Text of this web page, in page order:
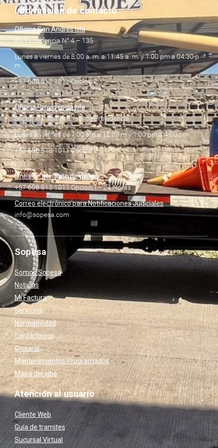
Información de contacto
Oficina San Andrés Isla
Av. Providencia N° 4 – 135
Lunes a viernes de 8:00 a. m. a 11:45 a. m. y 1:00 pm a 04:30 p.
m.
+57 608 513 1011 Opción 2
Oficina Providencia Isla
Sector el Caballete, Isla de Providencia
Lunes a viernes de 7:00 am a 12:00 m y 1:00 pm a 4:00 pm
+57 608 513 1011 Opción 2
Línea de atención de daños
+57 608 513 1011 Opción 1– 24 Horas
Correo electrónico para Notificaciones Judiciales
info@sopesa.com
Sopesa
Somos Sopesa
Noticias
Mi Factura
Servicios
Normatividad
Contáctenos
Glosario
Mantenimientos Programados
Mapa del sitio
Atención al usuario
Cliente Web
Guía de tramites
Sucursal Virtual